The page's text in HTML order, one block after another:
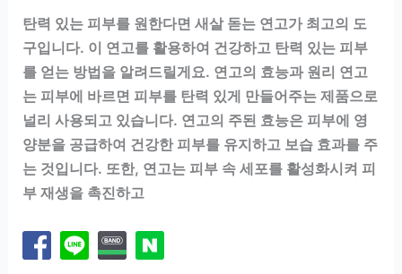
탄력 있는 피부를 원한다면 새살 돋는 연고가 최고의 도
구입니다. 이 연고를 활용하여 건강하고 탄력 있는 피부
를 얻는 방법을 알려드릴게요. 연고의 효능과 원리 연고
는 피부에 바르면 피부를 탄력 있게 만들어주는 제품으로
널리 사용되고 있습니다. 연고의 주된 효능은 피부에 영
양분을 공급하여 건강한 피부를 유지하고 보습 효과를 주
는 것입니다. 또한, 연고는 피부 속 세포를 활성화시켜 피
부 재생을 촉진하고